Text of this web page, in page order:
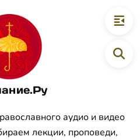
аудио и видео
лекции, проповеди,